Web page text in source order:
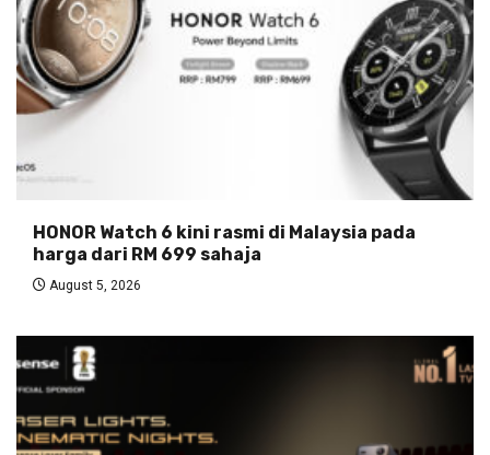
HONOR Watch 6 kini rasmi di Malaysia pada
harga dari RM 699 sahaja
August 5, 2026